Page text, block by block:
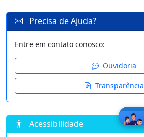
Precisa de Ajuda?
Entre em contato conosco:
Ouvidoria
Transparência
Acessibilidade